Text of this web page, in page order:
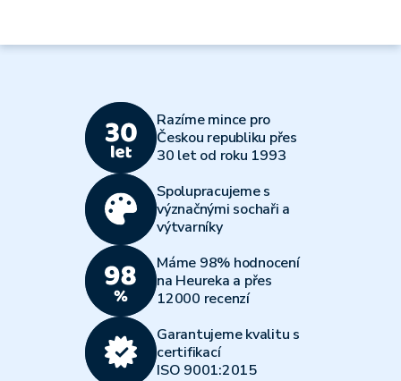
Razíme mince pro
Českou republiku přes
30 let od roku 1993
Spolupracujeme s
význačnými sochaři a
výtvarníky
Máme 98% hodnocení
na Heureka a přes
12000 recenzí
Garantujeme kvalitu s
certifikací
ISO 9001:2015